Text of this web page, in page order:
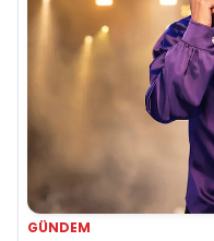
GÜNDEM